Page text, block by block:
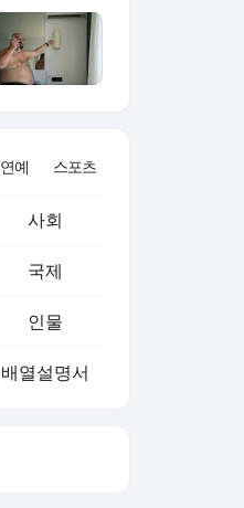
연예 스포츠
사회
국제
인물
배열설명서